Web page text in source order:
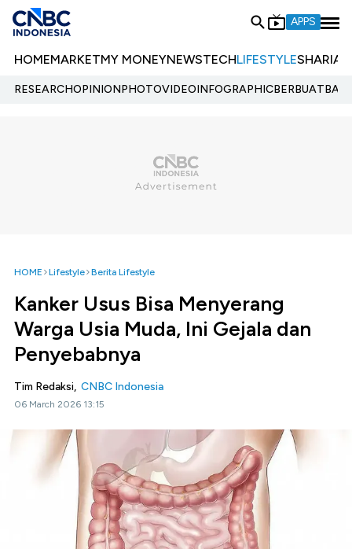
APPS
HOMEMARKETMY MONEYNEWSTECHLIFESTYLESHARIA
RESEARCHOPINIONPHOTOVIDEOINFOGRAPHIC
HOME Lifestyle Berita Lifestyle
Kanker Usus Bisa Menyerang
Warga Usia Muda, Ini Gejala dan
Penyebabnya
Tim Redaksi, CNBC Indonesia
06 March 2026 13:15